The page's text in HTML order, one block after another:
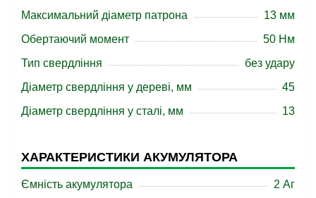
Максимальний діаметр патрона
13 мм
Обертаючий момент
50 Нм
Тип свердління
без удару
Діаметр свердління у дереві, мм
45
Діаметр свердління у сталі, мм
13
ХАРАКТЕРИСТИКИ АКУМУЛЯТОРА
Ємність акумулятора 2 Аг